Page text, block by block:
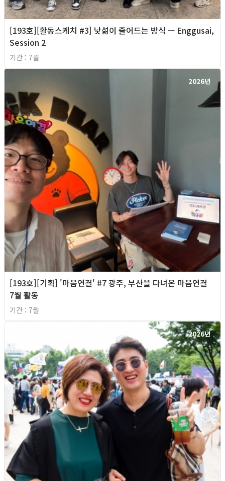
[193호][활동스케치 #3] 낯섦이 줄어드는 방식 — Enggusai,
Session 2
기간 : 7월
2026년
[193호][기획] '마음연결' #7 광주, 부산을 다녀온 마음연결
7월 활동
기간 : 7월
2026년